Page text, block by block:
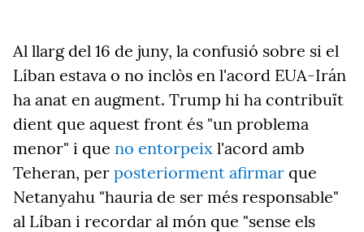
Al llarg del 16 de juny, la confusió sobre si el
Líban estava o no inclòs en l'acord EUA-Irán
ha anat en augment. Trump hi ha contribuït
dient que aquest front és "un problema
menor" i que no entorpeix l'acord amb
Teheran, per posteriorment afirmar que
Netanyahu "hauria de ser més responsable"
al Líban i recordar al món que "sense els